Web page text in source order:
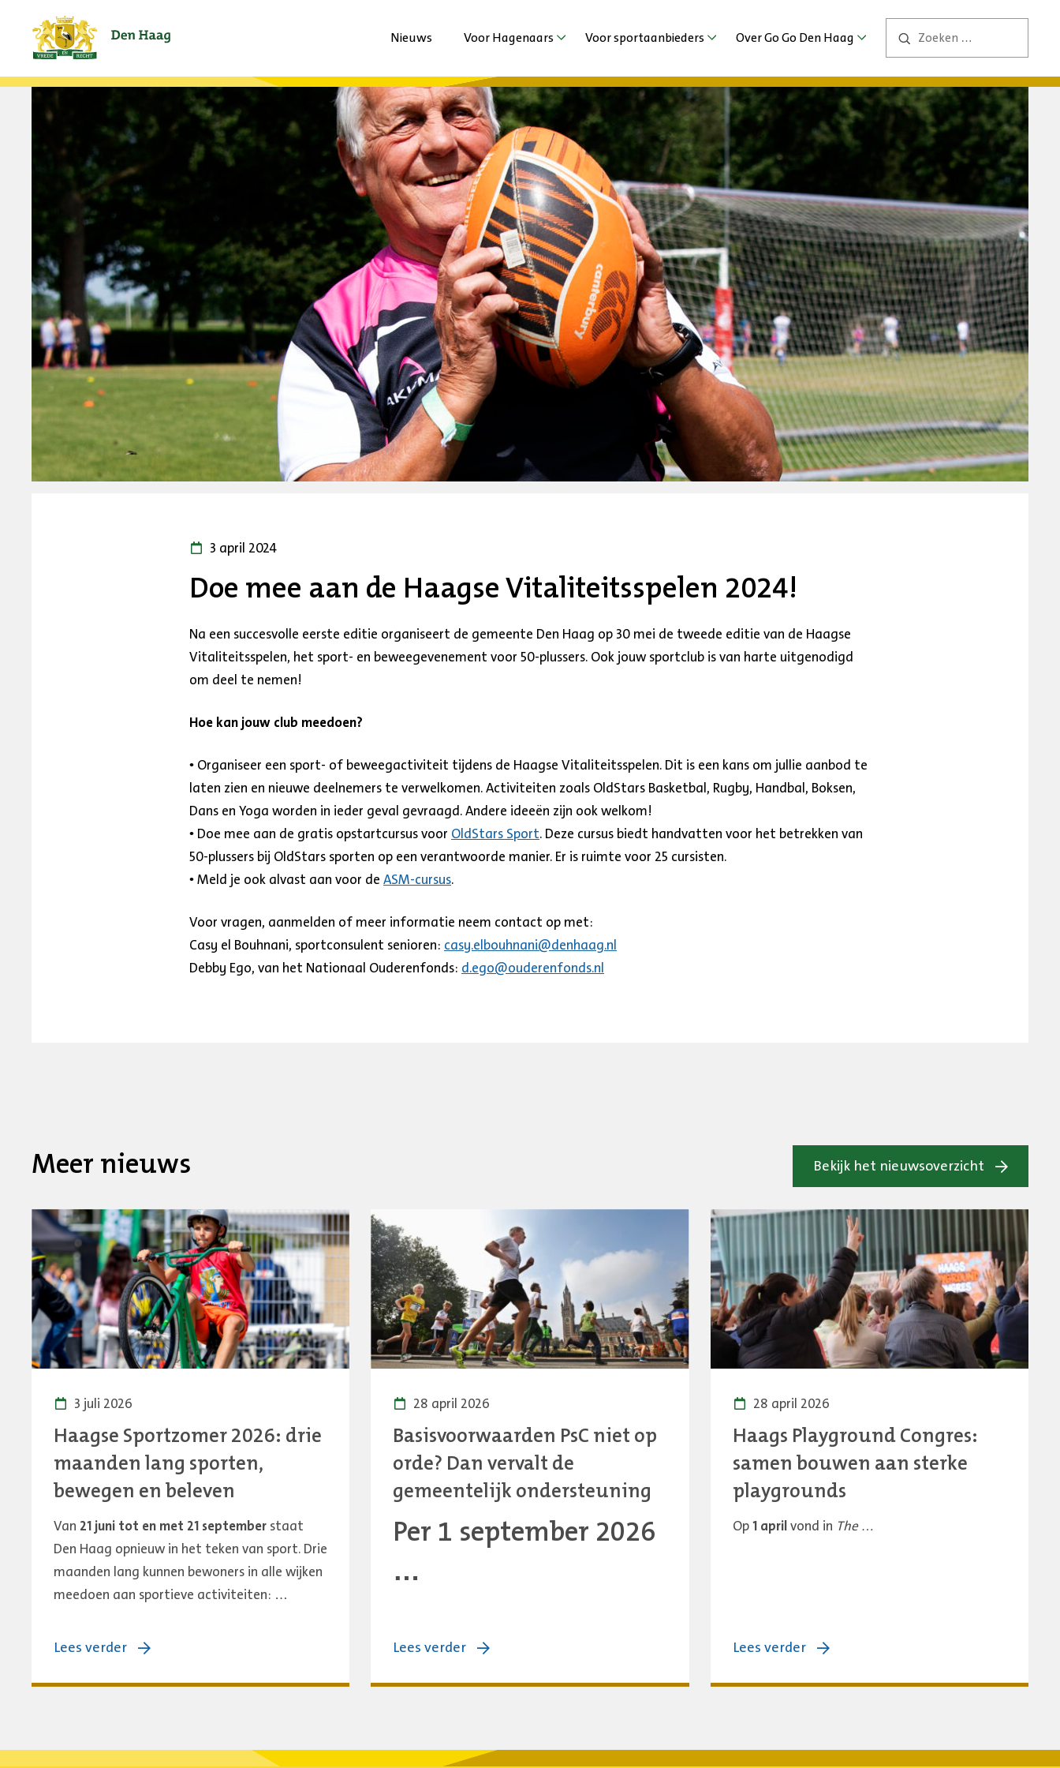
Nieuws Voor Hagenaars
Agenda
Sporten met beperking
Jeugd en Jongeren
Volwassenen en Senioren
Haagse Sportzomer
Stadsspelen Den Haag
Voor sportaanbieders
Agenda
Nieuws
Extra ondersteuning
Vechtsportaanbieders
Duurzaamheid
Haagse Kracht Clubs
Ervaringen
Haags Sportdiner 2026
Over Go Go Den Haag
Contact
Doe mee aan de Haagse Vitaliteitsspelen 2024!
3 april 2024
Na een succesvolle eerste editie organiseert de gemeente Den Haag op 30 mei de tweede editie van de Haagse
Vitaliteitsspelen, het sport- en beweegevenement voor 50-plussers. Ook jouw sportclub is van harte uitgenodigd
om deel te nemen!
Hoe kan jouw club meedoen?
• Organiseer een sport- of beweegactiviteit tijdens de Haagse Vitaliteitsspelen. Dit is een kans om jullie aanbod te
laten zien en nieuwe deelnemers te verwelkomen. Activiteiten zoals OldStars Basketbal, Rugby, Handbal, Boksen,
Dans en Yoga worden in ieder geval gevraagd. Andere ideeën zijn ook welkom!
• Doe mee aan de gratis opstartcursus voor OldStars Sport. Deze cursus biedt handvatten voor het betrekken van
50-plussers bij OldStars sporten op een verantwoorde manier. Er is ruimte voor 25 cursisten.
• Meld je ook alvast aan voor de ASM-cursus.
Voor vragen, aanmelden of meer informatie neem contact op met:
Casy el Bouhnani, sportconsulent senioren: casy.elbouhnani@denhaag.nl
Debby Ego, van het Nationaal Ouderenfonds: d.ego@ouderenfonds.nl
Meer nieuws Bekijk het nieuwsoverzicht
3 juli 2026
Haagse Sportzomer 2026: drie
maanden lang sporten,
bewegen en beleven
Van 21 juni tot en met 21 september staat
Den Haag opnieuw in het teken van sport. Drie
maanden lang kunnen bewoners in alle wijken
meedoen aan sportieve activiteiten: …
Lees verder over:
Sportzomer
28 april 2026
Basisvoorwaarden PsC niet op
orde? Dan vervalt de
gemeentelijk ondersteuning
Per 1 september 2026
…
Lees verder over:
PsC
orde?
28 april 2026
Haags Playground Congres:
samen bouwen aan sterke
playgrounds
Op1 aprilvond in The …
Lees verder over:
Playground